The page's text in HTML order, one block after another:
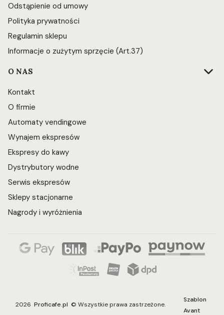
Odstąpienie od umowy
Polityka prywatności
Regulamin sklepu
Informacje o zużytym sprzęcie (Art.37)
O NAS
Kontakt
O firmie
Automaty vendingowe
Wynajem ekspresów
Ekspresy do kawy
Dystrybutory wodne
Serwis ekspresów
Sklepy stacjonarne
Nagrody i wyróżnienia
2026 Proficafe.pl © Wszystkie prawa zastrzeżone.
Szablon
Avant